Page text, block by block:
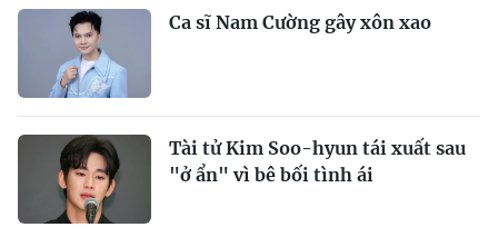
Ca sĩ Nam Cường gây xôn xao
Tài tử Kim Soo-hyun tái xuất sau
"ở ẩn" vì bê bối tình ái